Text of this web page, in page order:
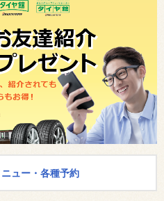
ュー・各種予約